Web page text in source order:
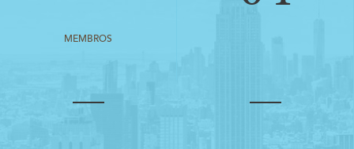
MEMBROS